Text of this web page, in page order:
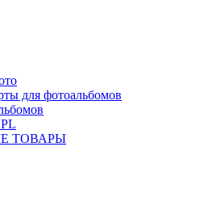
для фотоальбомов
ТОВАРЫ